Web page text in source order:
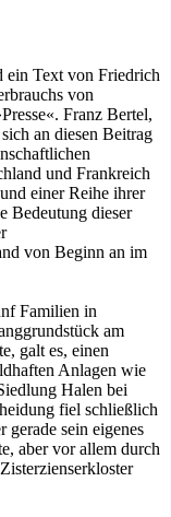
ein Text von Friedrich
von
Franz Bertel,
an diesen Beitrag
und Frankreich
einer Reihe ihrer
Bedeutung dieser
von Beginn an im
Familien in
am
galt es, einen
Anlagen wie
Halen bei
fiel schließlich
sein eigenes
aber vor allem durch